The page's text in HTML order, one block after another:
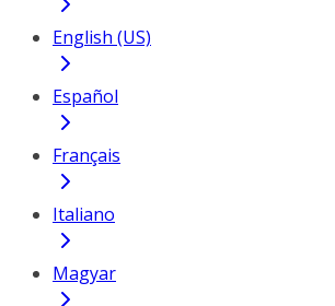
English (US)
Español
Français
Italiano
Magyar